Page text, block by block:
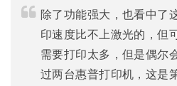
除了功能强大，也看中了
印速度比不上激光的，但
需要打印太多，但是偶尔
过两台惠普打印机，这是